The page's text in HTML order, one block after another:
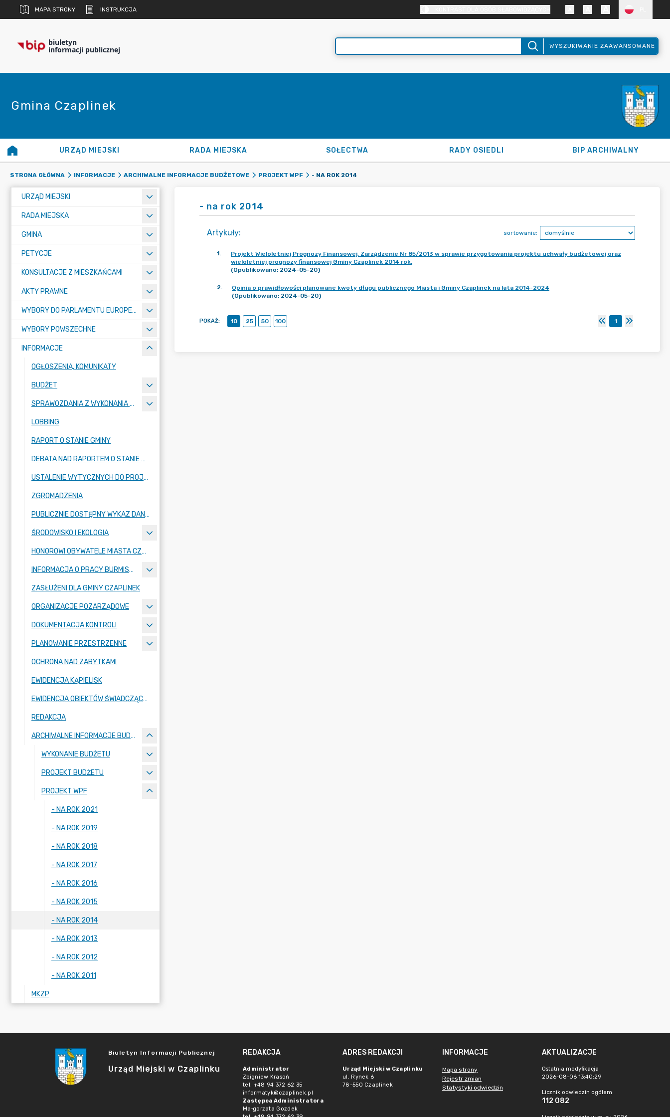
MAPA STRONY INSTRUKCJA
biuletyn
informacji publicznej WYSZUKIWANIE ZAAWANSOWANE
Gmina Czaplinek
URZĄD MIEJSKI RADA MIEJSKA SOŁECTWA RADY OSIEDLI BIP ARCHIWALNY
STRONA GŁÓWNA INFORMACJE ARCHIWALNE INFORMACJE BUDŻETOWE PROJEKT WPF - NA ROK 2014
URZĄD MIEJSKI
RADA MIEJSKA
GMINA
PETYCJE
KONSULTACJE Z MIESZKAŃCAMI
AKTY PRAWNE
WYBORY DO PARLAMENTU EUROPEJSKIEGO 2024
WYBORY POWSZECHNE
INFORMACJE
OGŁOSZENIA, KOMUNIKATY
BUDŻET
SPRAWOZDANIA Z WYKONANIA BUDŻETU
LOBBING
RAPORT O STANIE GMINY
DEBATA NAD RAPORTEM O STANIE GMINY
USTALENIE WYTYCZNYCH DO PROJEKTU BUDŻETU GMINY CZAPLINEK
ZGROMADZENIA
PUBLICZNIE DOSTĘPNY WYKAZ DANYCH O ŚRODOWISKU
ŚRODOWISKO I EKOLOGIA
HONOROWI OBYWATELE MIASTA CZAPLINKA
INFORMACJA O PRACY BURMISTRZA
ZASŁUŻENI DLA GMINY CZAPLINEK
ORGANIZACJE POZARZĄDOWE
DOKUMENTACJA KONTROLI
PLANOWANIE PRZESTRZENNE
OCHRONA NAD ZABYTKAMI
EWIDENCJA KĄPIELISK
EWIDENCJA OBIEKTÓW ŚWIADCZĄCYCH USŁUGI HOTELARSKIE
REDAKCJA
ARCHIWALNE INFORMACJE BUDŻETOWE
WYKONANIE BUDŻETU
PROJEKT BUDŻETU
PROJEKT WPF
- NA ROK 2021
- NA ROK 2019
- NA ROK 2018
- NA ROK 2017
- NA ROK 2016
- NA ROK 2015
- NA ROK 2014
- NA ROK 2013
- NA ROK 2012
- NA ROK 2011
MKZP
- na rok 2014
Artykuły: sortowanie:
1.
Projekt Wieloletniej Prognozy Finansowej, Zarządzenie Nr 85/2013 w sprawie przygotowania projektu uchwały budżetowej oraz
wieloletniej prognozy finansowej Gminy Czaplinek 2014 rok.
(Opublikowano: 2024-05-20)
2.
Opinia o prawidłowości planowane kwoty długu publicznego Miasta i Gminy Czaplinek na lata 2014-2024
(Opublikowano: 2024-05-20)
POKAŻ: 10 25 50 100 1
Biuletyn Informacji Publicznej
Urząd Miejski w Czaplinku
REDAKCJA
Administrator
Zbigniew Krasoń
tel. +48 94 372 62 35
informatyk@czaplinek.pl
Zastępca Administratora
Małgorzata Gozdek
ADRES REDAKCJI
Urząd Miejski w Czaplinku
ul. Rynek 6
78-550 Czaplinek
INFORMACJE
Mapa strony
Rejestr zmian
Statystyki odwiedzin
AKTUALIZACJE
Ostatnia modyfikacja
2026-08-06 13:40:29
Licznik odwiedzin ogółem
112 082